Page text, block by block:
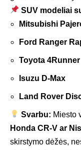
SUV modeliai
Mitsubishi
Ford Ranger
Toyota 4Runner
Isuzu D-Max
Land Rover
Svarbu: Miesto
Honda CR-V ar
skirstymo dėžės,